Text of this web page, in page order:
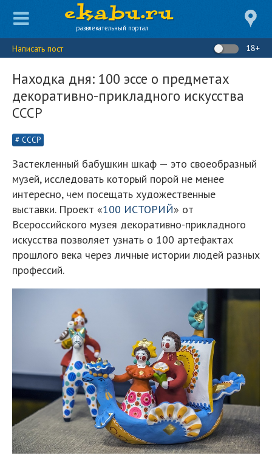
развлекательный портал
Написать пост 18+
Находка дня: 100 эссе о предметах
декоративно-прикладного искусства
СССР
СССР
Застекленный бабушкин шкаф — это своеобразный
музей, исследовать который порой не менее
интересно, чем посещать художественные
выставки. Проект «100 ИСТОРИЙ» от
Всероссийского музея декоративно-прикладного
искусства позволяет узнать о 100 артефактах
прошлого века через личные истории людей разных
профессий.